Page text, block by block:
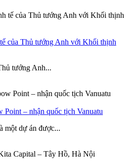
của Thủ tướng Anh với Khối thịnh
tướng Anh...
Point – nhận quốc tịch Vanuatu
một dự án được...